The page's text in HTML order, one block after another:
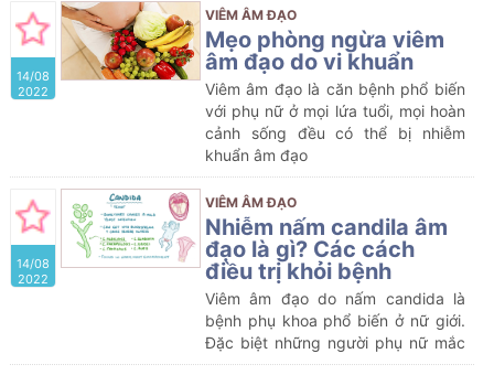
những bệnh lây truyền qua đường
tình dục phổ biến nhất
14/08
2022
VIÊM ÂM ĐẠO
Mẹo phòng ngừa viêm
âm đạo do vi khuẩn
Viêm âm đạo là căn bệnh phổ biến
với phụ nữ ở mọi lứa tuổi, mọi hoàn
cảnh sống đều có thể bị nhiễm
khuẩn âm đạo
14/08
2022
VIÊM ÂM ĐẠO
Nhiễm nấm candila âm
đạo là gì? Các cách
điều trị khỏi bệnh
Viêm âm đạo do nấm candida là
bệnh phụ khoa phổ biến ở nữ giới.
Đặc biệt những người phụ nữ mắc
bệnh tiểu đường hoặc đang mang